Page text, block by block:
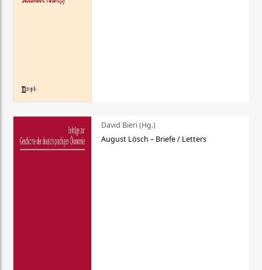
David Bieri (Hg.)
August Lösch – Briefe / Letters